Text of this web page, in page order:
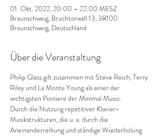
01. Okt. 2022, 20:00 – 22:00 MESZ
Braunschweig, Bruchtorwall 13, 38100
Braunschweig, Deutschland
Über die Veranstaltung
Philip Glass gilt zusammen mit Steve Reich, Terry
Riley und La Monte Young als einer der
wichtigsten Pioniere der Minimal Music.
Durch die Nutzung repetitiver Klavier-
Musikstrukturen, die u. a. durch die
Aneinanderreihung und ständige Wiederholung